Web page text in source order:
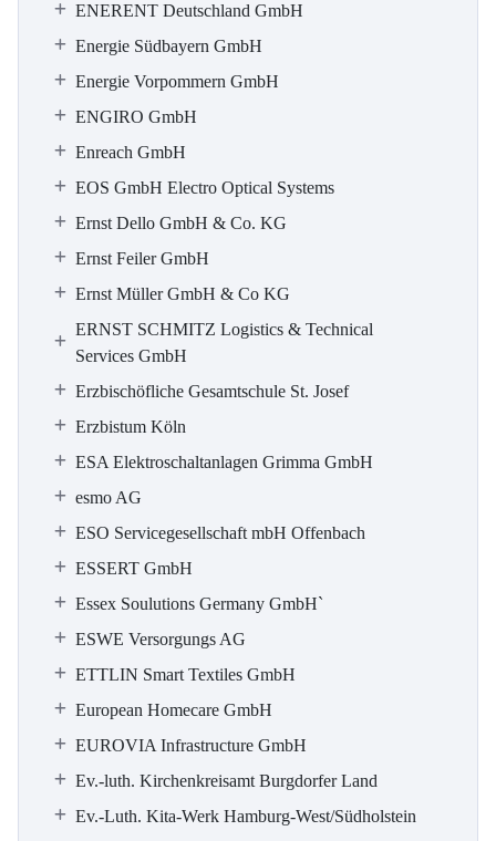
ENERENT Deutschland GmbH
Energie Südbayern GmbH
Energie Vorpommern GmbH
ENGIRO GmbH
Enreach GmbH
EOS GmbH Electro Optical Systems
Ernst Dello GmbH & Co. KG
Ernst Feiler GmbH
Ernst Müller GmbH & Co KG
ERNST SCHMITZ Logistics & Technical
Services GmbH
Erzbischöfliche Gesamtschule St. Josef
Erzbistum Köln
ESA Elektroschaltanlagen Grimma GmbH
esmo AG
ESO Servicegesellschaft mbH Offenbach
ESSERT GmbH
Essex Soulutions Germany GmbH`
ESWE Versorgungs AG
ETTLIN Smart Textiles GmbH
European Homecare GmbH
EUROVIA Infrastructure GmbH
Ev.-luth. Kirchenkreisamt Burgdorfer Land
Ev.-Luth. Kita-Werk Hamburg-West/Südholstein